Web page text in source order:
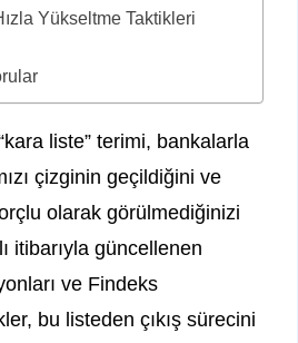
Yükseltme Taktikleri
liste” terimi, bankalarla
çizginin geçildiğini ve
olarak görülmediğinizi
itibarıyla güncellenen
ve Findeks
bu listeden çıkış sürecini